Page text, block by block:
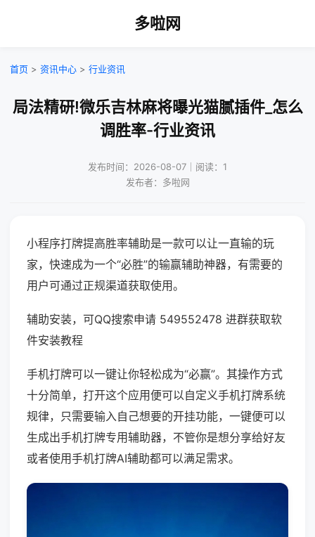
多啦网
首页 > 资讯中心 > 行业资讯
局法精研!微乐吉林麻将曝光猫腻插件_怎么
调胜率-行业资讯
发布时间：2026-08-07｜阅读：1
发布者：多啦网
小程序打牌提高胜率辅助是一款可以让一直输的玩
家，快速成为一个“必胜”的输赢辅助神器，有需要的
用户可通过正规渠道获取使用。
辅助安装，可QQ搜索申请 549552478 进群获取软
件安装教程
手机打牌可以一键让你轻松成为“必赢”。其操作方式
十分简单，打开这个应用便可以自定义手机打牌系统
规律，只需要输入自己想要的开挂功能，一键便可以
生成出手机打牌专用辅助器，不管你是想分享给好友
或者使用手机打牌AI辅助都可以满足需求。